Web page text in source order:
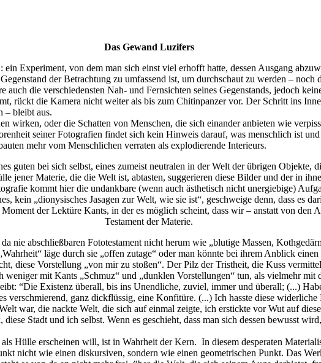
Das Gewand Luzifers
Experiment, von dem man sich einst viel erhofft hatte, dessen Ausgang
der Betrachtung zu umfassend ist, um durchschaut zu werden –
auch die verschiedensten Nah- und Fernsichten seines Gegenstands, jedoch
rückt die Kamera nicht weiter als bis zum Chitinpanzer vor. Der Schritt ins
– bleibt aus.
wirken, oder die Schatten von Menschen, die sich einander anbieten wie
seiner Fotografien findet sich kein Hinweis darauf, was menschlich ist
mehr vom Menschlichen verraten als explodierende Interieurs.
guten bei sich selbst, eines zumeist neutralen in der Welt der übrigen Objekte,
jener Materie, die die Welt ist, abtasten, suggerieren diese Bilder und der in
kommt hier die undankbare (wenn auch ästhetisch nicht unergiebige)
kein „dionysisches Jasagen zur Welt, wie sie ist“, geschweige denn, dass es
der Lektüre Kants, in der es möglich scheint, dass wir – anstatt von den
Testament der Materie.
nie abschließbaren Fototestament nicht herum wie „blutige Massen,
läge durch sie „offen zutage“ oder man könnte bei ihrem Anblick
diese Vorstellung „von mir zu stoßen“. Der Pilz der Tristheit, die Kuss
weniger mit Kants „Schmuz“ und „dunklen Vorstellungen“ tun, als vielmehr
“Die Existenz überall, bis ins Unendliche, zuviel, immer und überall; (...)
verschmierend, ganz dickflüssig, eine Konfitüre. (...) Ich hasste diese
war, die nackte Welt, die sich auf einmal zeigte, ich erstickte vor Wut auf
Stadt und ich selbst. Wenn es geschieht, dass man sich dessen bewusst
Hülle erscheinen will, ist in Wahrheit der Kern. In diesem desperaten
nicht wie einen diskursiven, sondern wie einen geometrischen Punkt. Das